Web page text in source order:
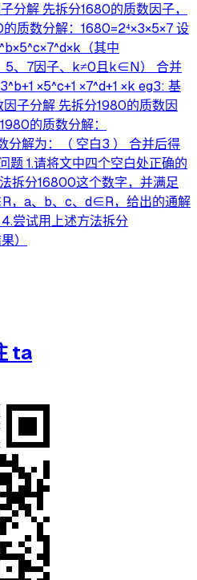
分解 先拆分1680的质数因子，
质数分解：1680=2⁴×3×5×7 设
（其中
5、7因子、k≠0且k∈N） 合并
×5^c+1 ×7^d+1 ×k eg3: 基
子分解 先拆分1980的质数因
的质数分解：
分解为：（ 空白3 ） 合并后得
题 1.请将文中四个空白处正确的
拆分16800这个数字，并满足
，a、b、c、d∈R，给出的通解
尝试用上述方法拆分
）
ta